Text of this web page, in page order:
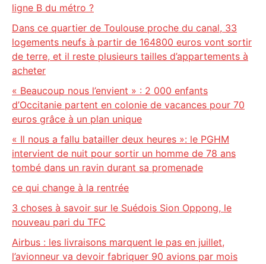
ligne B du métro ?
Dans ce quartier de Toulouse proche du canal, 33
logements neufs à partir de 164800 euros vont sortir
de terre, et il reste plusieurs tailles d’appartements à
acheter
« Beaucoup nous l’envient » : 2 000 enfants
d’Occitanie partent en colonie de vacances pour 70
euros grâce à un plan unique
« Il nous a fallu batailler deux heures »: le PGHM
intervient de nuit pour sortir un homme de 78 ans
tombé dans un ravin durant sa promenade
ce qui change à la rentrée
3 choses à savoir sur le Suédois Sion Oppong, le
nouveau pari du TFC
Airbus : les livraisons marquent le pas en juillet,
l’avionneur va devoir fabriquer 90 avions par mois